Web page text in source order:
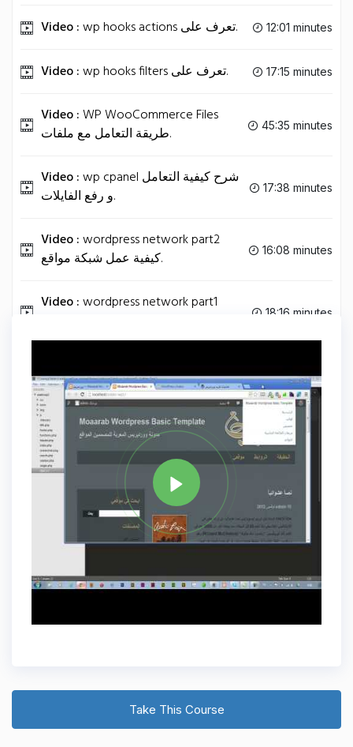
Video : wp hooks actions تعرف على. 12:01 minutes
Video : wp hooks filters تعرف على. 17:15 minutes
Video :WP WooCommerce Files
طريقة التعامل مع ملفات.
45:35 minutes
Video :wp cpanel شرح كيفية التعامل
و رفع الفايلات.
17:38 minutes
Video :wordpress network part2
كيفية عمل شبكة مواقع.
16:08 minutes
Video :wordpress network part1
18:16 minutes
Tag WORDPRESS DEVELOPMENT Share
Take This Course